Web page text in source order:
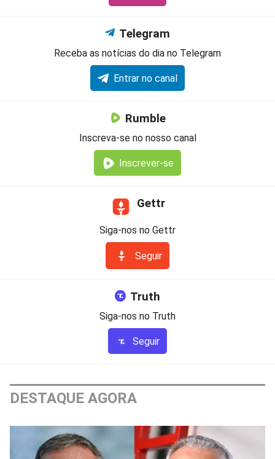
Telegram
Receba as notícias do dia no Telegram
Entrar no canal
Rumble
Inscreva-se no nosso canal
Inscrever-se
Gettr
Siga-nos no Gettr
Seguir
Truth
Siga-nos no Truth
Seguir
DESTAQUE AGORA